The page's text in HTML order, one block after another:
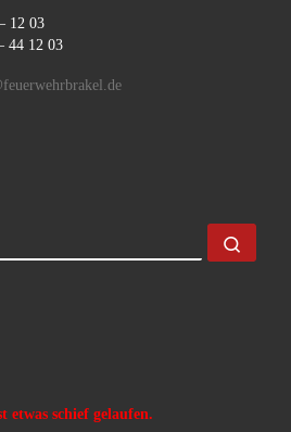
12 03
44 12 03
etwas schief gelaufen.